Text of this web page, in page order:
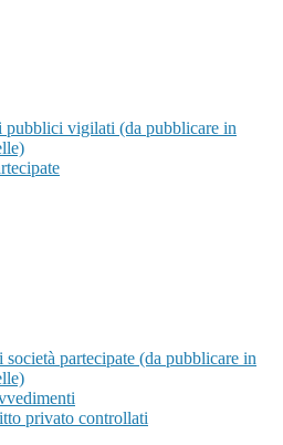
pubblici vigilati (da pubblicare in
società partecipate (da pubblicare in
privato controllati